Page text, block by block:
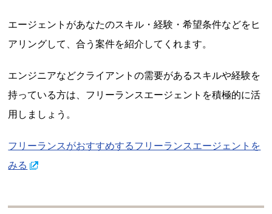
エージェントがあなたのスキル・経験・希望条件などをヒ
アリングして、合う案件を紹介してくれます。
エンジニアなどクライアントの需要があるスキルや経験を
持っている方は、フリーランスエージェントを積極的に活
用しましょう。
フリーランスがおすすめするフリーランスエージェントを
みる